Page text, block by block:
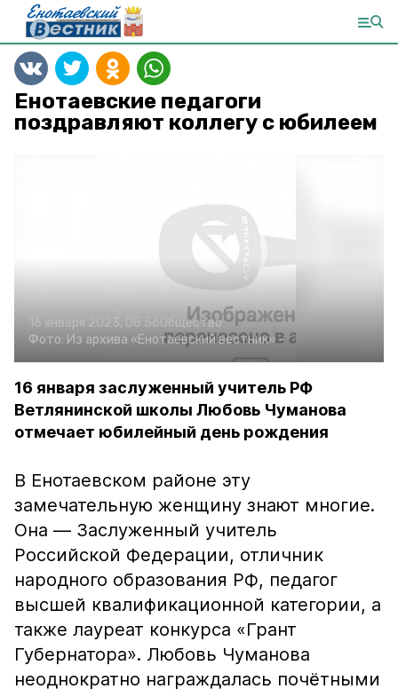
Енотаевские педагоги
поздравляют коллегу с юбилеем
16 января 2023, 08:56Общество
Фото: Из архива «Енотаевский вестник»-
16 января заслуженный учитель РФ
Ветлянинской школы Любовь Чуманова
отмечает юбилейный день рождения
В Енотаевском районе эту
замечательную женщину знают многие.
Она — Заслуженный учитель
Российской Федерации, отличник
народного образования РФ, педагог
высшей квалификационной категории, а
также лауреат конкурса «Грант
Губернатора». Любовь Чуманова
неоднократно награждалась почётными